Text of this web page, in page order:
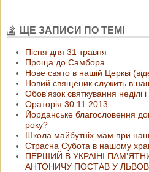
ЩЕ ЗАПИСИ ПО ТЕМІ
Пісня дня 31 травня
Проща до Самбора
Нове свято в нашій Церкві
Новий священик служить в
Обов'язок святкування неділі
Ораторія 30.11.2013
Йорданське благословення
року?
Школа майбутніх мам при
Страсна Субота в нашому
ПЕРШИЙ В УКРАЇНІ
АНТОНИЧУ ПОСТАВ У